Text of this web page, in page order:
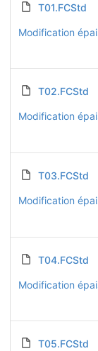
T01.FCStd
Modification
T02.FCStd
Modification
T03.FCStd
Modification
T04.FCStd
Modification
T05.FCStd